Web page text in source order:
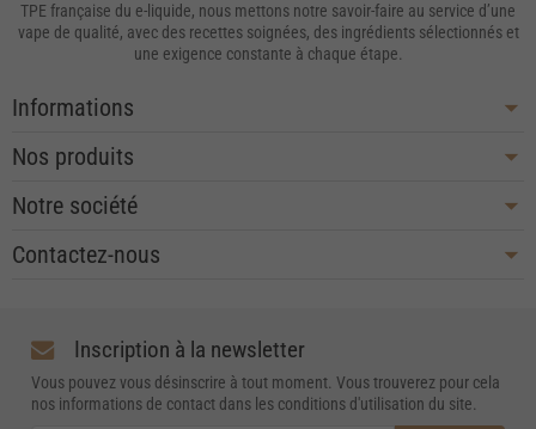
TPE française du e-liquide, nous mettons notre savoir-faire au service d’une
vape de qualité, avec des recettes soignées, des ingrédients sélectionnés et
une exigence constante à chaque étape.
Informations
Nos produits
Notre société
Contactez-nous
Inscription à la newsletter
Vous pouvez vous désinscrire à tout moment. Vous trouverez pour cela
nos informations de contact dans les conditions d'utilisation du site.